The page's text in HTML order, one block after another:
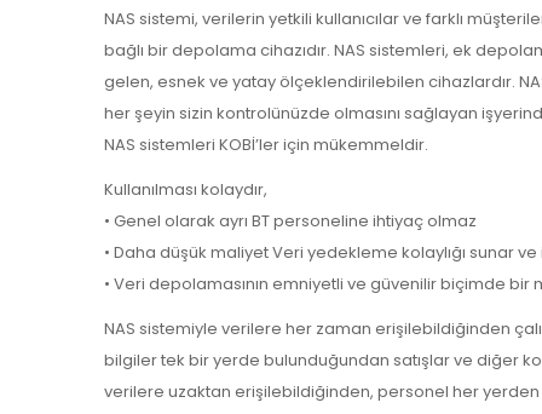
NAS sistemi, verilerin yetkili kullanıcılar ve farklı
bağlı bir depolama cihazıdır. NAS sistemleri, ek
gelen, esnek ve yatay ölçeklendirilebilen cihazlardır.
her şeyin sizin kontrolünüzde olmasını sağlayan
NAS sistemleri KOBİ’ler için mükemmeldir.
Kullanılması kolaydır,
• Genel olarak ayrı BT personeline ihtiyaç olmaz
• Daha düşük maliyet Veri yedekleme kolaylığı sunar
• Veri depolamasının emniyetli ve güvenilir biçimde bir
NAS sistemiyle verilere her zaman erişilebildiğinden
bilgiler tek bir yerde bulunduğundan satışlar ve diğer
verilere uzaktan erişilebildiğinden, personel her